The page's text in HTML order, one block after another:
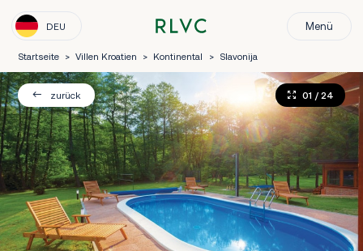
DEU Menü
Startseite > Villen Kroatien > Kontinental > Slavonija
zurück 01 / 24